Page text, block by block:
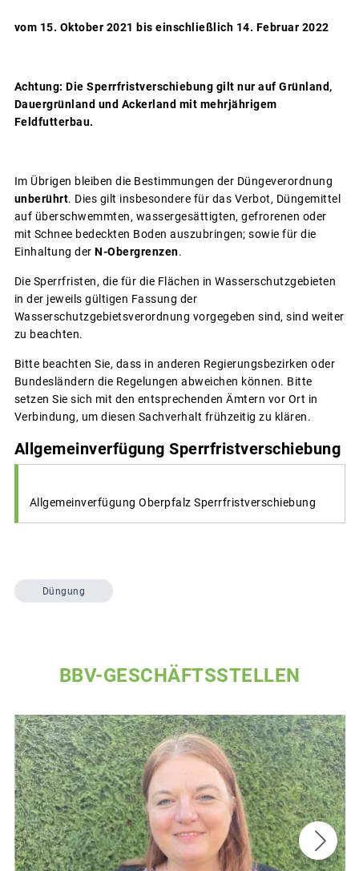
vom 15. Oktober 2021 bis einschließlich 14. Februar 2022
Achtung: Die Sperrfristverschiebung gilt nur auf Grünland,
Dauergrünland und Ackerland mit mehrjährigem
Feldfutterbau.
Im Übrigen bleiben die Bestimmungen der Düngeverordnung
unberührt. Dies gilt insbesondere für das Verbot, Düngemittel
auf überschwemmten, wassergesättigten, gefrorenen oder
mit Schnee bedeckten Boden auszubringen; sowie für die
Einhaltung der N-Obergrenzen.
Die Sperrfristen, die für die Flächen in Wasserschutzgebieten
in der jeweils gültigen Fassung der
Wasserschutzgebietsverordnung vorgegeben sind, sind weiter
zu beachten.
Bitte beachten Sie, dass in anderen Regierungsbezirken oder
Bundesländern die Regelungen abweichen können. Bitte
setzen Sie sich mit den entsprechenden Ämtern vor Ort in
Verbindung, um diesen Sachverhalt frühzeitig zu klären.
Allgemeinverfügung Sperrfristverschiebung
Allgemeinverfügung Oberpfalz Sperrfristverschiebung
Düngung
BBV-GESCHÄFTSSTELLEN